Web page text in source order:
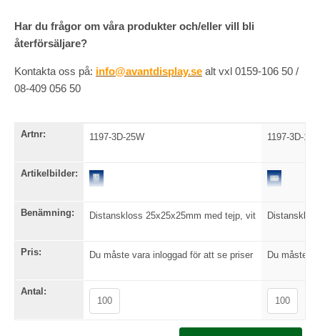
Har du frågor om våra produkter och/eller vill bli
återförsäljare?
Kontakta oss på: info@avantdisplay.se alt vxl 0159-106 50 /
08-409 056 50
Artnr:
Artikelbilder:
Benämning:
Pris:
Antal:
1197-3D-25W
Distanskloss 25x25x25mm med tejp, vit
Du måste vara inloggad för att se priser
1197-3D-
Du måste